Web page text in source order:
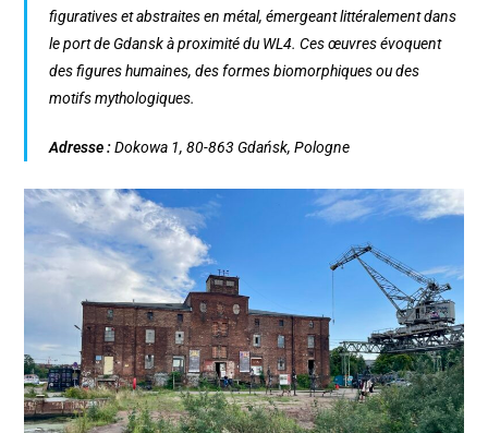
figuratives et abstraites en métal, émergeant littéralement dans
le port de Gdansk à proximité du WL4. Ces œuvres évoquent
des figures humaines, des formes biomorphiques ou des
motifs mythologiques.
Adresse :Dokowa 1, 80-863 Gdańsk, Pologne